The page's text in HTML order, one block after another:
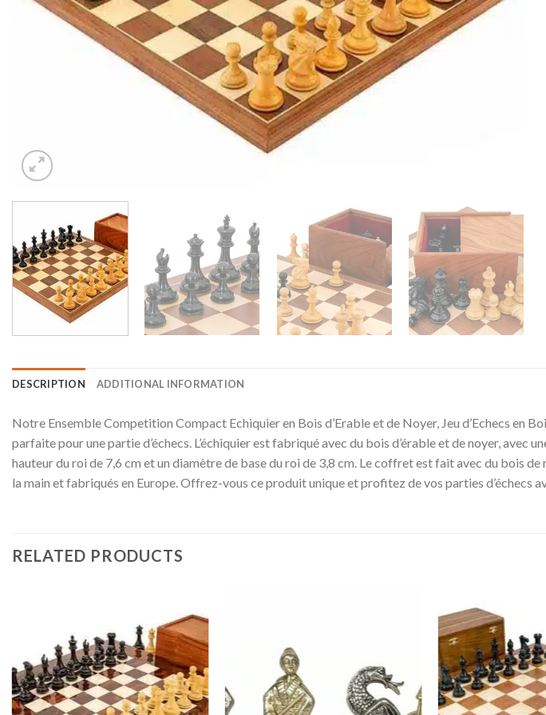
DESCRIPTION ADDITIONAL INFORMATION
Notre Ensemble Competition Compact Echiquier en Bois d’Erable et de Noyer, Jeu d’Echecs en
parfaite pour une partie d’échecs. L’échiquier est fabriqué avec du bois d’érable et de noyer, avec
hauteur du roi de 7,6 cm et un diamètre de base du roi de 3,8 cm. Le coffret est fait avec du bois
la main et fabriqués en Europe. Offrez-vous ce produit unique et profitez de vos parties d’échecs
RELATED PRODUCTS